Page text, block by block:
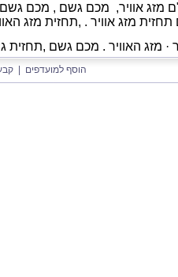
מזג אוויר, מכם גשם , מכם
מזג אוויר . ,תחזית מזג
· מזג האוויר . מכם גשם ,תחזית
הוסף למועדפים